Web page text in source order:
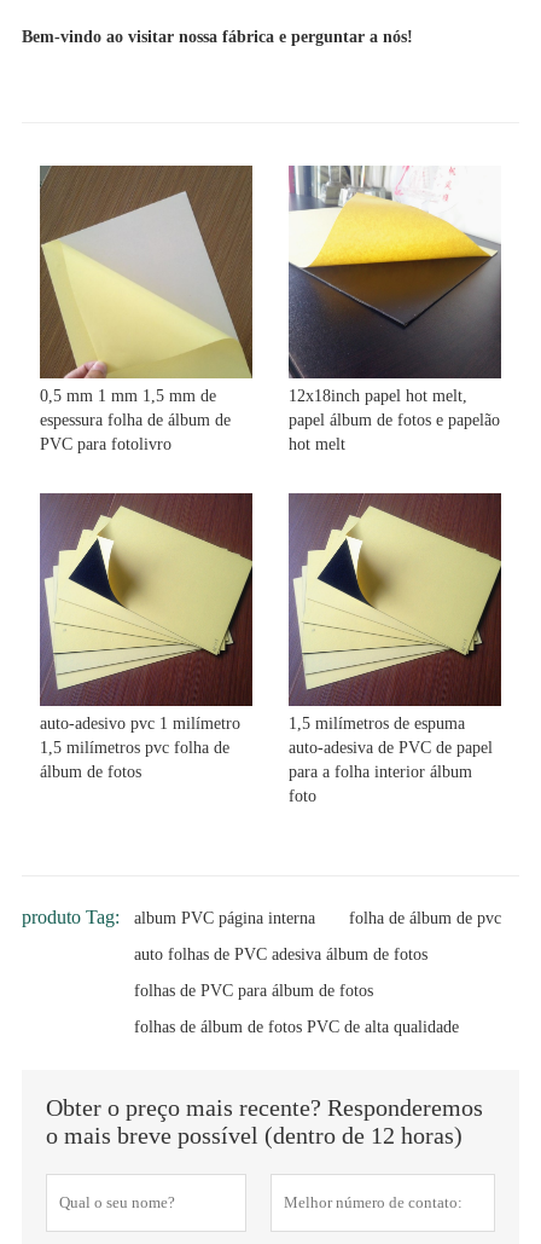
Bem-vindo ao visitar nossa fábrica e perguntar a nós!
0,5 mm 1 mm 1,5 mm de
espessura folha de álbum de
PVC para fotolivro
12x18inch papel hot melt,
papel álbum de fotos e papelão
hot melt
auto-adesivo pvc 1 milímetro
1,5 milímetros pvc folha de
álbum de fotos
1,5 milímetros de espuma
auto-adesiva de PVC de papel
para a folha interior álbum
foto
produto Tag: album PVC página interna
folha de álbum de pvc
auto folhas de PVC adesiva álbum de fotos
folhas de PVC para álbum de fotos
folhas de álbum de fotos PVC de alta qualidade
Obter o preço mais recente? Responderemos
o mais breve possível (dentro de 12 horas)